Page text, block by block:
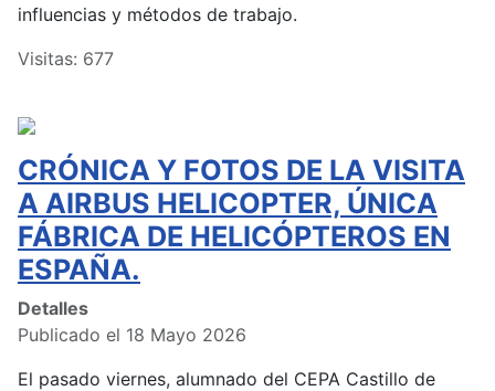
influencias y métodos de trabajo.
Visitas: 677
CRÓNICA Y FOTOS DE LA VISITA
A AIRBUS HELICOPTER, ÚNICA
FÁBRICA DE HELICÓPTEROS EN
ESPAÑA.
Detalles
Publicado el 18 Mayo 2026
El pasado viernes, alumnado del CEPA Castillo de